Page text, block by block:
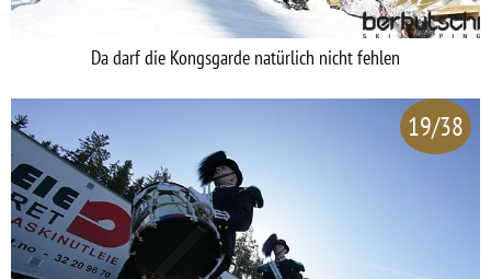
Da darf die Kongsgarde natürlich nicht fehlen
19/38